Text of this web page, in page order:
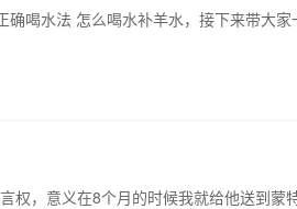
喝水法 怎么喝水补羊水，接下来带大家
权，意义在8个月的时候我就给他送到蒙